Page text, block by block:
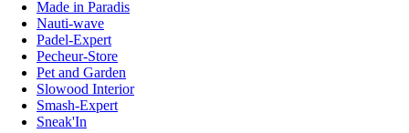
Made in Paradis
Nauti-wave
Padel-Expert
Pecheur-Store
Pet and Garden
Slowood Interior
Smash-Expert
Sneak'In